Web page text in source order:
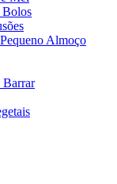
Bolos
Almoço
Barrar